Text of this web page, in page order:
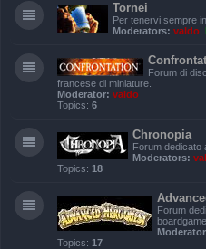
Tornei
Per tenervi sempre
Moderators: valdo
Forum di
francese di miniature.
Moderator: valdo
Topics: 6
Chronopia
Forum dedicato
Moderators:
Topics: 18
Forum
boardgame.
Topics: 17